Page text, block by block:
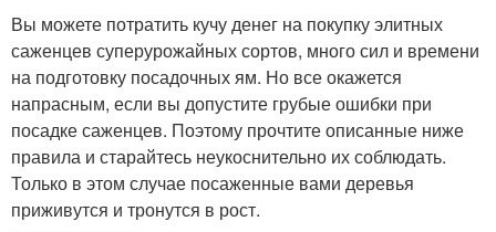
Вы можете потратить кучу денег на покупку элитных
саженцев суперурожайных сортов, много сил и времени
на подготовку посадочных ям. Но все окажется
напрасным, если вы допустите грубые ошибки при
посадке саженцев. Поэтому прочтите описанные ниже
правила и старайтесь неукоснительно их соблюдать.
Только в этом случае посаженные вами деревья
приживутся и тронутся в рост.